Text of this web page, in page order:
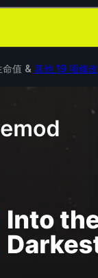
命值 & 其他 19 项修改